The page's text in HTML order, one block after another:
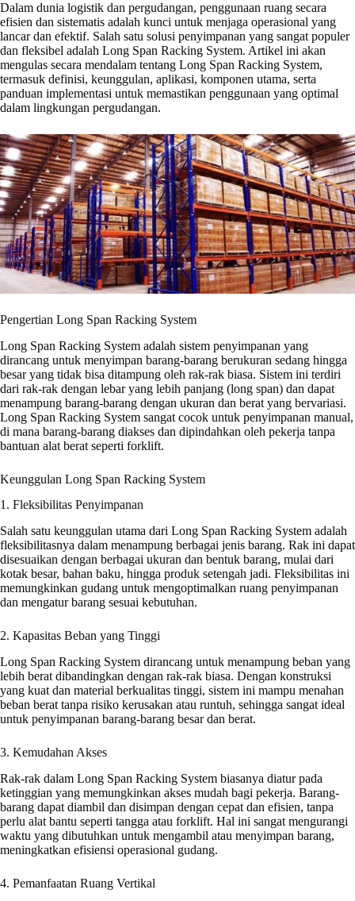
Dalam dunia logistik dan pergudangan, penggunaan ruang secara
efisien dan sistematis adalah kunci untuk menjaga operasional yang
lancar dan efektif. Salah satu solusi penyimpanan yang sangat populer
dan fleksibel adalah Long Span Racking System. Artikel ini akan
mengulas secara mendalam tentang Long Span Racking System,
termasuk definisi, keunggulan, aplikasi, komponen utama, serta
panduan implementasi untuk memastikan penggunaan yang optimal
dalam lingkungan pergudangan.
Pengertian Long Span Racking System
Long Span Racking System adalah sistem penyimpanan yang
dirancang untuk menyimpan barang-barang berukuran sedang hingga
besar yang tidak bisa ditampung oleh rak-rak biasa. Sistem ini terdiri
dari rak-rak dengan lebar yang lebih panjang (long span) dan dapat
menampung barang-barang dengan ukuran dan berat yang bervariasi.
Long Span Racking System sangat cocok untuk penyimpanan manual,
di mana barang-barang diakses dan dipindahkan oleh pekerja tanpa
bantuan alat berat seperti forklift.
Keunggulan Long Span Racking System
1. Fleksibilitas Penyimpanan
Salah satu keunggulan utama dari Long Span Racking System adalah
fleksibilitasnya dalam menampung berbagai jenis barang. Rak ini dapat
disesuaikan dengan berbagai ukuran dan bentuk barang, mulai dari
kotak besar, bahan baku, hingga produk setengah jadi. Fleksibilitas ini
memungkinkan gudang untuk mengoptimalkan ruang penyimpanan
dan mengatur barang sesuai kebutuhan.
2. Kapasitas Beban yang Tinggi
Long Span Racking System dirancang untuk menampung beban yang
lebih berat dibandingkan dengan rak-rak biasa. Dengan konstruksi
yang kuat dan material berkualitas tinggi, sistem ini mampu menahan
beban berat tanpa risiko kerusakan atau runtuh, sehingga sangat ideal
untuk penyimpanan barang-barang besar dan berat.
3. Kemudahan Akses
Rak-rak dalam Long Span Racking System biasanya diatur pada
ketinggian yang memungkinkan akses mudah bagi pekerja. Barang-
barang dapat diambil dan disimpan dengan cepat dan efisien, tanpa
perlu alat bantu seperti tangga atau forklift. Hal ini sangat mengurangi
waktu yang dibutuhkan untuk mengambil atau menyimpan barang,
meningkatkan efisiensi operasional gudang.
4. Pemanfaatan Ruang Vertikal